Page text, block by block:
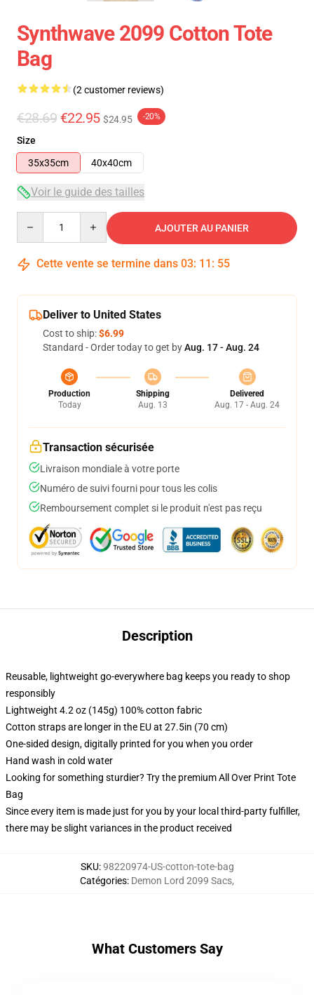
Synthwave 2099 Cotton Tote
Bag
(2 customer reviews)
€28.69 €22.95 $24.95 -20%
Size
35x35cm
40x40cm
Voir le guide des tailles
AJOUTER AU PANIER
Cette vente se termine dans 03: 11 : 54
Deliver to United States
Cost to ship:$6.99
Standard - Order today to get byAug. 17 - Aug. 24
Production
Today
Shipping
Aug. 13
Delivered
Aug. 17 - Aug. 24
Transaction sécurisée
Livraison mondiale à votre porte
Numéro de suivi fourni pour tous les colis
Remboursement complet si le produit n'est pas reçu
Description
Reusable, lightweight go-everywhere bag keeps you ready to shop
responsibly
Lightweight 4.2 oz (145g) 100% cotton fabric
Cotton straps are longer in the EU at 27.5in (70 cm)
One-sided design, digitally printed for you when you order
Hand wash in cold water
Looking for something sturdier? Try the premium All Over Print Tote
Bag
Since every item is made just for you by your local third-party fulfiller,
there may be slight variances in the product received
SKU:98220974-US-cotton-tote-bag
Catégories: Demon Lord 2099 Sacs,
What Customers Say